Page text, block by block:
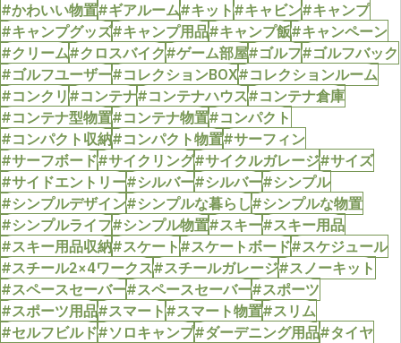
#かわいい物置#ギアルーム#キット#キャビン#キャンプ
#キャンプグッズ#キャンプ用品#キャンプ飯#キャンペーン
#クリーム#クロスバイク#ゲーム部屋#ゴルフ#ゴルフバック
#ゴルフユーザー#コレクションBOX#コレクションルーム
#コンクリ#コンテナ#コンテナハウス#コンテナ倉庫
#コンテナ型物置#コンテナ物置#コンパクト
#コンパクト収納#コンパクト物置#サーフィン
#サーフボード#サイクリング#サイクルガレージ#サイズ
#サイドエントリー#シルバー#シルバー#シンプル
#シンプルデザイン#シンプルな暮らし#シンプルな物置
#シンプルライフ#シンプル物置#スキー#スキー用品
#スキー用品収納#スケート#スケートボード#スケジュール
#スチール2×4ワークス#スチールガレージ#スノーキット
#スペースセーバー#スペースセーバー#スポーツ
#スポーツ用品#スマート#スマート物置#スリム
#セルフビルド#ソロキャンプ#ダーデニング用品#タイヤ